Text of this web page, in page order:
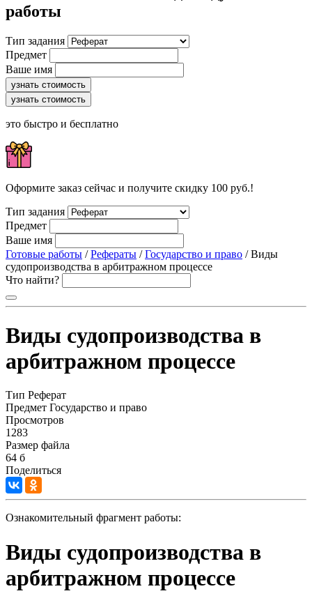
работы
Тип задания
Предмет
Ваше имя
узнать стоимость
узнать стоимость
это быстро и бесплатно
Оформите заказ сейчас и получите скидку 100 руб.!
Тип задания
Предмет
Ваше имя
Готовые работы /Рефераты /Государство и право / Виды
судопроизводства в арбитражном процессе
Что найти?
Виды судопроизводства в
арбитражном процессе
Тип Реферат
Предмет Государство и право
Просмотров
1283
Размер файла
64 б
Поделиться
Ознакомительный фрагмент работы:
Виды судопроизводства в
арбитражном процессе